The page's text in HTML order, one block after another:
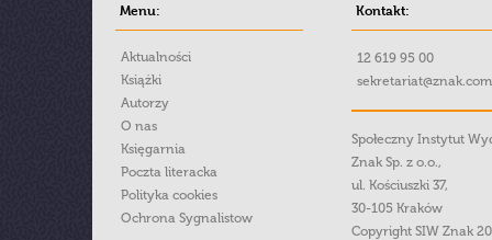
Menu:
Aktualności
Książki
Autorzy
O nas
Księgarnia
Poczta literacka
Polityka cookies
Ochrona Sygnalistow
Kontakt:
12 619 95 00
Społeczny Instytut
Znak Sp. z o.o.,
ul. Kościuszki 37,
30-105 Kraków
Copyright SIW Znak